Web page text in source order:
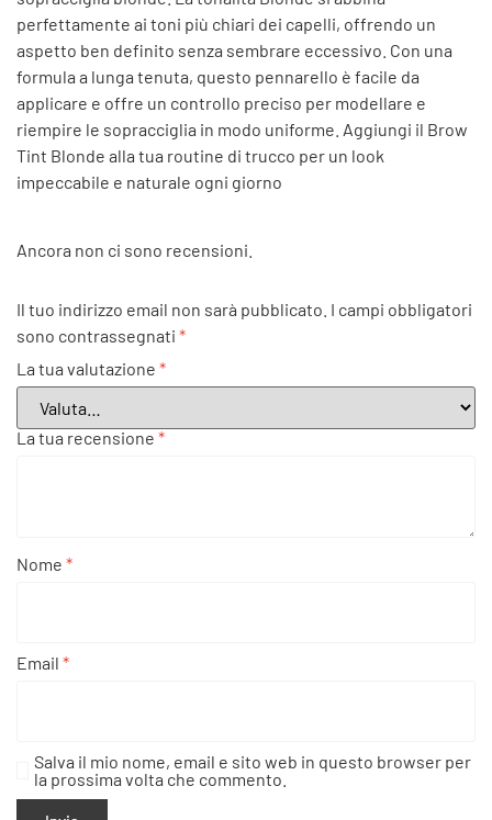
perfettamente ai toni più chiari dei capelli, offrendo un
aspetto ben definito senza sembrare eccessivo. Con una
formula a lunga tenuta, questo pennarello è facile da
applicare e offre un controllo preciso per modellare e
riempire le sopracciglia in modo uniforme. Aggiungi il Brow
Tint Blonde alla tua routine di trucco per un look
impeccabile e naturale ogni giorno
Ancora non ci sono recensioni.
Il tuo indirizzo email non sarà pubblicato. I campi obbligatori
sono contrassegnati *
La tua valutazione *
La tua recensione *
Nome *
Email *
Salva il mio nome, email e sito web in questo browser per
la prossima volta che commento.